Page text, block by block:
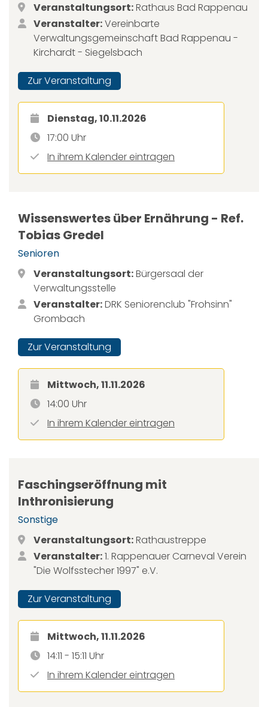
Veranstaltungsort:Rathaus Bad Rappenau
Veranstalter:Vereinbarte
Verwaltungsgemeinschaft Bad Rappenau -
Kirchardt - Siegelsbach
Zur Veranstaltung
Dienstag, 10.11.2026
17:00 Uhr
In ihrem Kalender eintragen
Wissenswertes über Ernährung - Ref.
Tobias Gredel
Senioren
Veranstaltungsort:Bürgersaal der
Verwaltungsstelle
Veranstalter:DRK Seniorenclub "Frohsinn"
Grombach
Zur Veranstaltung
Mittwoch, 11.11.2026
14:00 Uhr
In ihrem Kalender eintragen
Faschingseröffnung mit
Inthronisierung
Sonstige
Veranstaltungsort:Rathaustreppe
Veranstalter:1. Rappenauer Carneval Verein
"Die Wolfsstecher 1997" e.V.
Zur Veranstaltung
Mittwoch, 11.11.2026
14:11 - 15:11 Uhr
In ihrem Kalender eintragen